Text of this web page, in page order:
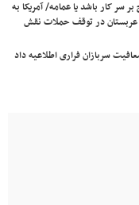
سر کار باشد یا عمامه/ آمریکا به
در توقف حملات نقش
سربازان فراری اطلاعیه داد